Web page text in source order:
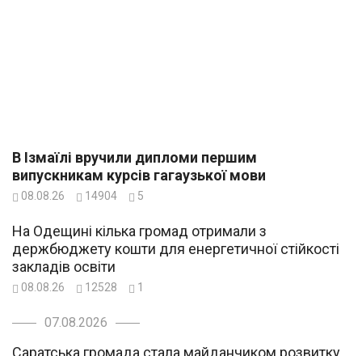
В Ізмаїлі вручили дипломи першим
випускникам курсів гагаузької мови
08.08.26 14904 5
На Одещині кілька громад отримали з
держбюджету кошти для енергетичної стійкості
закладів освіти
08.08.26 12528 1
07.08.2026
Саратська громада стала майданчиком розвитку